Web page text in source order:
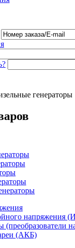
генераторы
напряжения
(преобразователи
(АКБ)